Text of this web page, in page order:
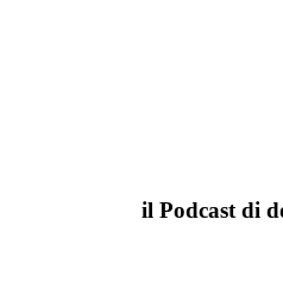
il Podcast di